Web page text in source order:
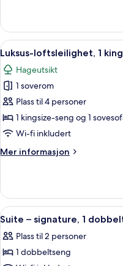
sovesofa
–
junior,
1
seng
med
Åpne
alle
bildene
av
Luksus-
loftsleilighet,
1
seng
7
Luksus-loftsleilighet, 1
Hageutsikt
1 soverom
Plass til 4 personer
1 kingsize-seng og 1
Wi-fi inkludert
Mer informasjon
Mer
loftsleilighet,
kingsize-
med
sovesofa
Åpne
alle
bildene
av
8
Suite – signature, 1
Plass til 2 personer
1 dobbeltseng